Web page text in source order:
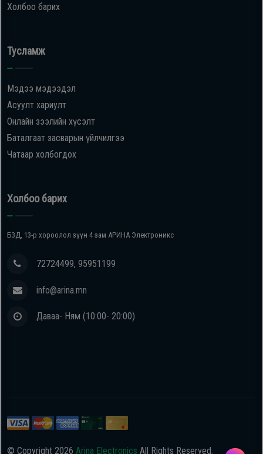
Холбоо барих
Тусламж
Мэдээ мэдээдэл
Асуулт хариулт
Онлайн зээлийн хүсэлт
Баталгаат засварын үйлчилгээ
Чатаар холбогдох
Холбоо барих
БЗД, 13-р хороолол зүүн 4 зам АРИНА Электроникс
72724499, 95951199
info@arina.mn
Даваа- Ням (10:00- 20:00)
© Copyright 2026 Arina Electronics All Rights Reserved.